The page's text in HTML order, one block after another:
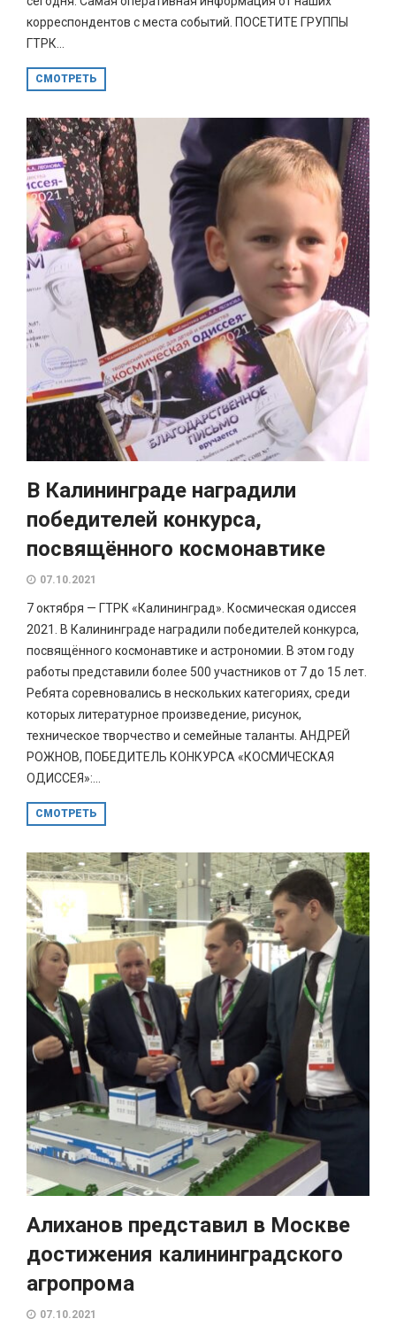
корреспондентов с места событий. ПОСЕТИТЕ ГРУППЫ
ГТРК...
СМОТРЕТЬ
В Калининграде наградили
победителей конкурса,
посвящённого космонавтике
07.10.2021
7 октября — ГТРК «Калининград». Космическая одиссея
2021. В Калининграде наградили победителей конкурса,
посвящённого космонавтике и астрономии. В этом году
работы представили более 500 участников от 7 до 15 лет.
Ребята соревновались в нескольких категориях, среди
которых литературное произведение, рисунок,
техническое творчество и семейные таланты. АНДРЕЙ
РОЖНОВ, ПОБЕДИТЕЛЬ КОНКУРСА «КОСМИЧЕСКАЯ
ОДИССЕЯ»:...
СМОТРЕТЬ
Алиханов представил в Москве
достижения калининградского
агропрома
07.10.2021